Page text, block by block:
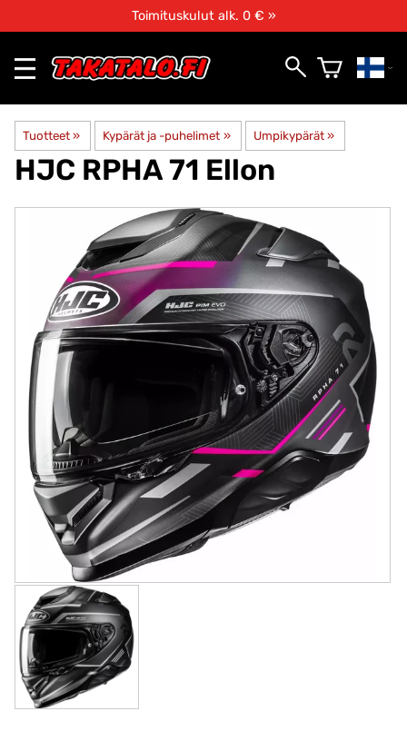
Toimituskulut alk. 0 € »
Tuotteet ‪» Kypärät ja -puhelimet ‪» Umpikypärät ‪»
HJC RPHA 71 Ellon